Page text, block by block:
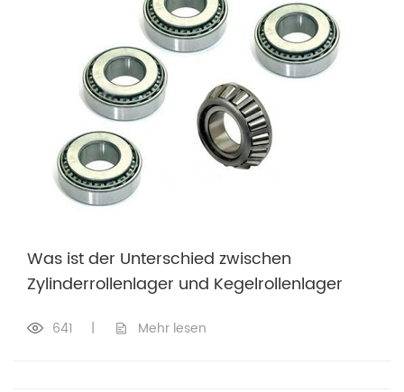
Was ist der Unterschied zwischen
Zylinderrollenlager und Kegelrollenlager
641 | Mehr lesen